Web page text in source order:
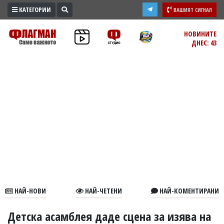
ПРОМО
ЗОНА
КАТЕГОРИИ ВАШИЯТ СИГНАЛ
НОВИНИТЕ
ДНЕС: 43
НАЙ-НОВИ НАЙ-ЧЕТЕНИ НАЙ-КОМЕНТИРАНИ
Детска асамблея даде сцена за изява на